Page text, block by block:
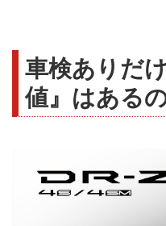
車検ありだ
値』はある